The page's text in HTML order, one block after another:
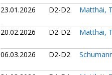
23.01.2026 D2-D2 Matthäi,
20.02.2026 D2-D2 Matthäi,
06.03.2026 D2-D2